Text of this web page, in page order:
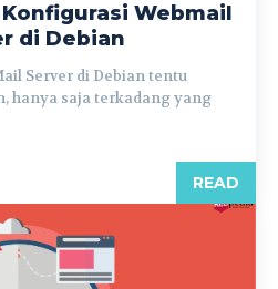
Webmail
di Debian
Server di Debian tentu
hanya saja terkadang yang
READ